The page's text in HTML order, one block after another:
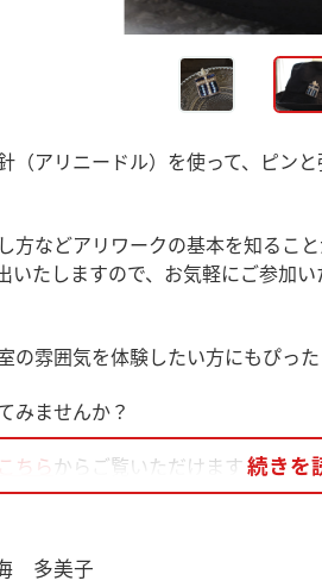
アリニードル）を使って、ピン
などアリワークの基本を知るこ
たしますので、お気軽にご参加い
雰囲気を体験したい方にもぴった
みませんか？
こちら からご覧いただけます！続きを
　多美子